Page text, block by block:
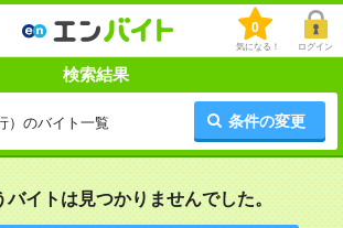
0
気になる！ ログイン
検索結果
）のバイト一覧 条件の変更
バイトは見つかりませんでした。